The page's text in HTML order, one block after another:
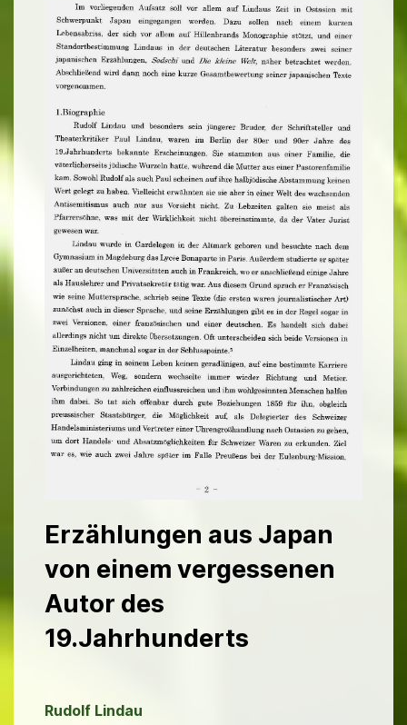
Erzählungen aus Japan
von einem vergessenen
Autor des
19.Jahrhunderts
Rudolf Lindau